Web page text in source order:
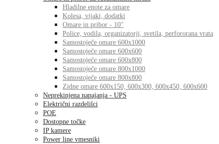
Hladilne enote za omare
Kolesa, vijaki, dodatki
Omare in pribor - 10"
Police, vodila, organizatorji, svetila, perfororana vrata
Samostoječe omare 600x1000
Samostoječe omare 600x600
Samostoječe omare 600x800
Samostoječe omare 800x1000
Samostoječe omare 800x800
Zidne omare 600x150, 600x300, 600x450, 600x600
Neprekinjena napajanja - UPS
Električni razdelilci
POE
Dostopne točke
IP kamere
Power line vmesniki